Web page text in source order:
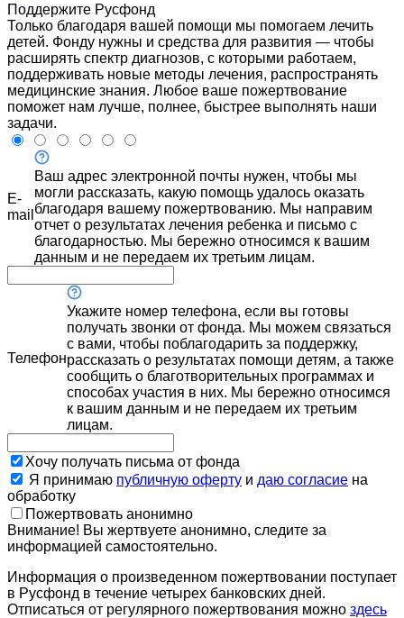
Поддержите Русфонд
Только благодаря вашей помощи мы помогаем лечить
детей. Фонду нужны и средства для развития — чтобы
расширять спектр диагнозов, с которыми работаем,
поддерживать новые методы лечения, распространять
медицинские знания. Любое ваше пожертвование
поможет нам лучше, полнее, быстрее выполнять наши
задачи.
E-
mail
Ваш адрес электронной почты нужен, чтобы мы
могли рассказать, какую помощь удалось оказать
благодаря вашему пожертвованию. Мы направим
отчет о результатах лечения ребенка и письмо с
благодарностью. Мы бережно относимся к вашим
данным и не передаем их третьим лицам.
Телефон
Укажите номер телефона, если вы готовы
получать звонки от фонда. Мы можем связаться
с вами, чтобы поблагодарить за поддержку,
рассказать о результатах помощи детям, а также
сообщить о благотворительных программах и
способах участия в них. Мы бережно относимся
к вашим данным и не передаем их третьим
лицам.
Хочу получать письма от фонда
Я принимаю публичную оферту и даю согласие на
обработку
Пожертвовать анонимно
Внимание! Вы жертвуете анонимно, следите за
информацией самостоятельно.
Информация о произведенном пожертвовании поступает
в Русфонд в течение четырех банковских дней.
Отписаться от регулярного пожертвования можно здесь